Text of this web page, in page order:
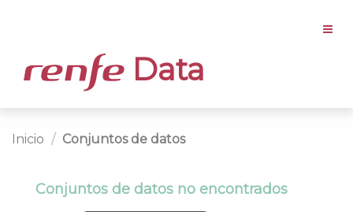
Data
Inicio Conjuntos de datos
Conjuntos de datos no encontrados